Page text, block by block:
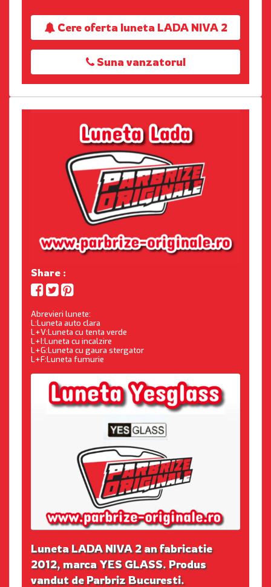
Cere oferta luneta LADA NIVA 2
Suna vanzatorul
Share :
Abrevieri lunete:
L:Luneta auto clara
L+V:Luneta cu tenta verde
L+I:Luneta cu incalzire
L+G:Luneta cu gaura stergator
L+F:Luneta fumurie
Luneta LADA NIVA 2 an fabricatie
2012, marca YES GLASS. Produs
vandut de Parbriz Bucuresti.